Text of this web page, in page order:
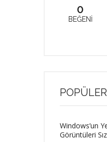
0
BEĞENİ
Windows’un
Görüntüleri